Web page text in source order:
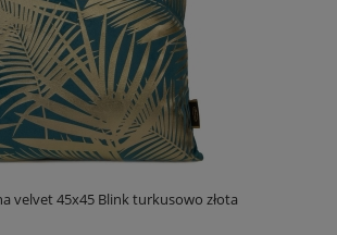
velvet 45x45 Blink turkusowo złota